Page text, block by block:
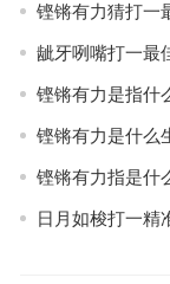
铿锵有力猜打一
龇牙咧嘴打一最
铿锵有力是指什
铿锵有力是什么
铿锵有力指是什
日月如梭打一精